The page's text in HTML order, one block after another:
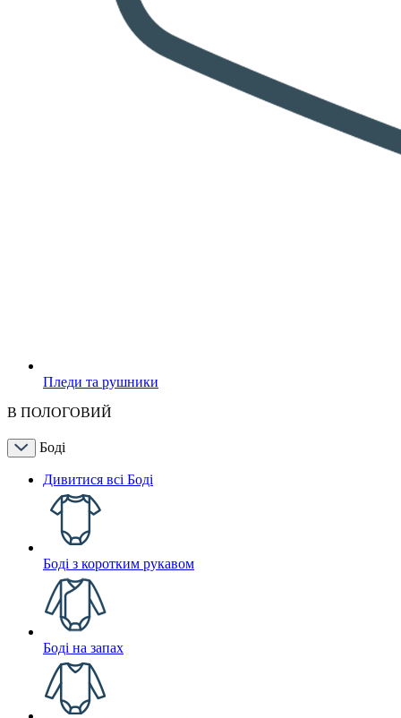
Пледи та рушники
В ПОЛОГОВИЙ
Боді
Дивитися всі Боді
Боді з коротким рукавом
Боді на запах